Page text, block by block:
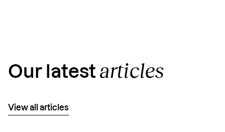
Our latest articles
View all articles